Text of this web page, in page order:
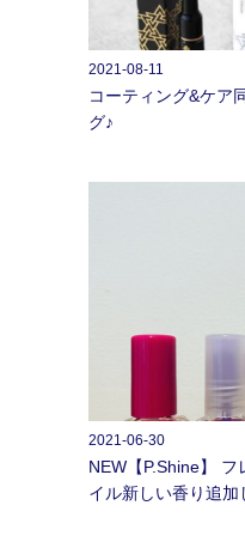
2021-08-11
コーティング&ケア
グ♪
2021-06-30
NEW【P.Shine】
イル新しい香り追加